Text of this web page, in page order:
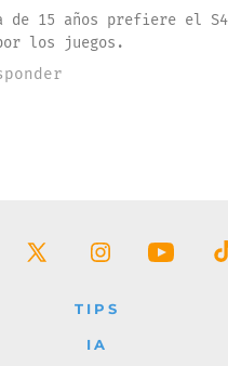
de 15 años prefiere el
los juegos.
Abrir
Abrir
Instagram
Abrir
TIPS
IA